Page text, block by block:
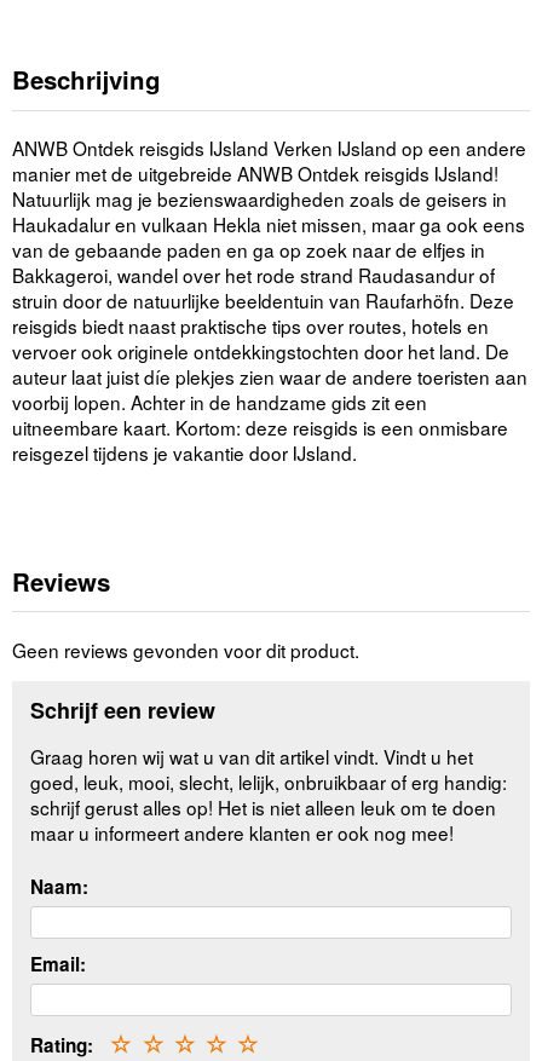
Beschrijving
ANWB Ontdek reisgids IJsland Verken IJsland op een andere
manier met de uitgebreide ANWB Ontdek reisgids IJsland!
Natuurlijk mag je bezienswaardigheden zoals de geisers in
Haukadalur en vulkaan Hekla niet missen, maar ga ook eens
van de gebaande paden en ga op zoek naar de elfjes in
Bakkageroi, wandel over het rode strand Raudasandur of
struin door de natuurlijke beeldentuin van Raufarhöfn. Deze
reisgids biedt naast praktische tips over routes, hotels en
vervoer ook originele ontdekkingstochten door het land. De
auteur laat juist díe plekjes zien waar de andere toeristen aan
voorbij lopen. Achter in de handzame gids zit een
uitneembare kaart. Kortom: deze reisgids is een onmisbare
reisgezel tijdens je vakantie door IJsland.
Reviews
Geen reviews gevonden voor dit product.
Schrijf een review
Graag horen wij wat u van dit artikel vindt. Vindt u het
goed, leuk, mooi, slecht, lelijk, onbruikbaar of erg handig:
schrijf gerust alles op! Het is niet alleen leuk om te doen
maar u informeert andere klanten er ook nog mee!
Naam:
Email:
Rating: ☆
☆
☆
☆
☆